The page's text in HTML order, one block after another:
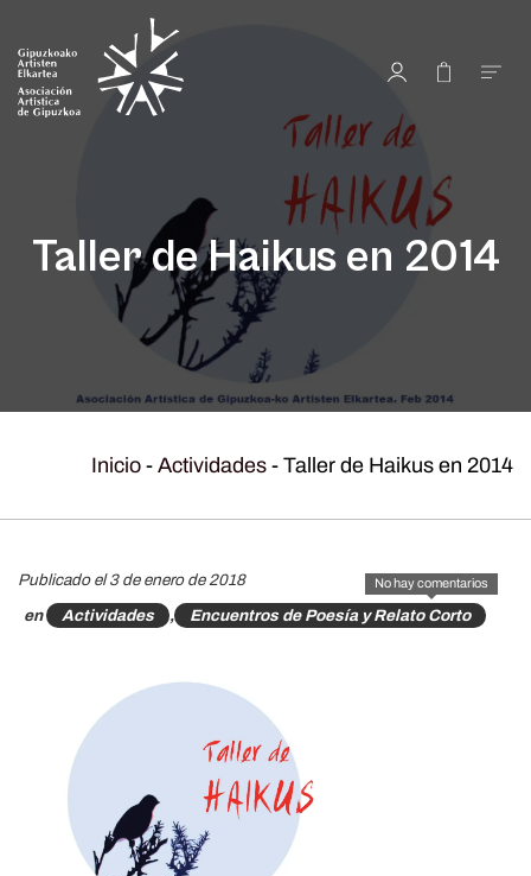
Taller de Haikus en 2014
Inicio - Actividades - Taller de Haikus en 2014
No hay comentarios
Publicado el 3 de enero de 2018
en
Actividades , Encuentros de Poesía y Relato Corto